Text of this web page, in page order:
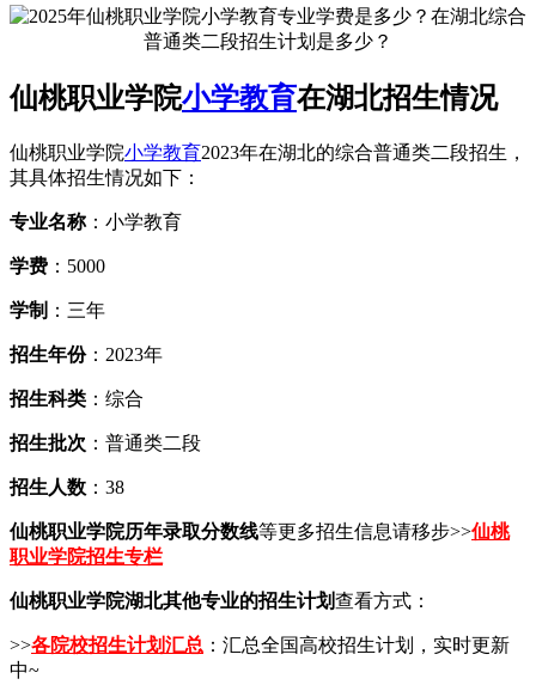
仙桃职业学院小学教育在湖北招生情况
仙桃职业学院小学教育2023年在湖北的综合普通类二段招生，
其具体招生情况如下：
专业名称：小学教育
学费 ：5000
学制 ：三年
招生年份：2023年
招生科类 ：综合
招生批次 ：普通类二段
招生人数 ：38
仙桃职业学院历年录取分数线等更多招生信息请移步>>仙桃
职业学院招生专栏
仙桃职业学院湖北其他专业的招生计划查看方式：
>>各院校招生计划汇总 ：汇总全国高校招生计划，实时更新
中~